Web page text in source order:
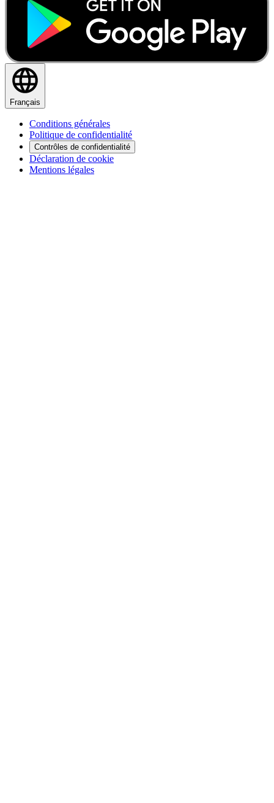
Français
Conditions générales
Politique de confidentialité
Contrôles de confidentialité
Déclaration de cookie
Mentions légales